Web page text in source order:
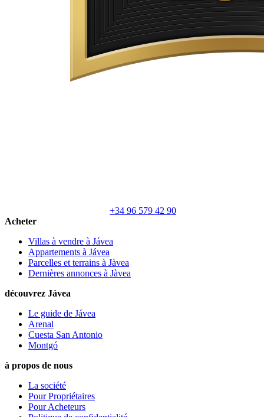
+34 96 579 42 90
Acheter
Villas à vendre à Jávea
Appartements à Jávea
Parcelles et terrains à Jàvea
Dernières annonces à Jàvea
découvrez Jávea
Le guide de Jávea
Arenal
Cuesta San Antonio
Montgó
à propos de nous
La société
Pour Propriétaires
Pour Acheteurs